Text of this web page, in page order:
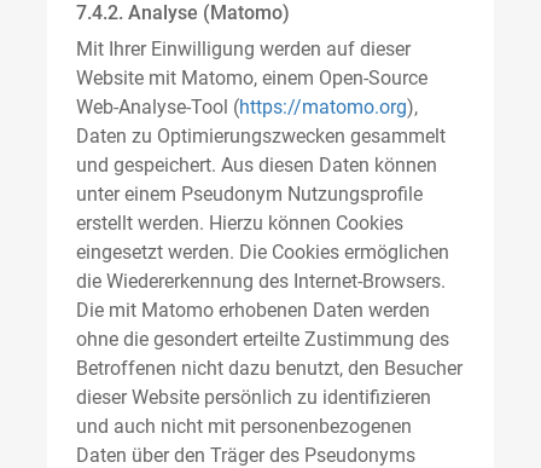
7.4.2. Analyse (Matomo)
Mit Ihrer Einwilligung werden auf dieser
Website mit Matomo, einem Open-Source
Web-Analyse-Tool (https://matomo.org),
Daten zu Optimierungszwecken gesammelt
und gespeichert. Aus diesen Daten können
unter einem Pseudonym Nutzungsprofile
erstellt werden. Hierzu können Cookies
eingesetzt werden. Die Cookies ermöglichen
die Wiedererkennung des Internet-Browsers.
Die mit Matomo erhobenen Daten werden
ohne die gesondert erteilte Zustimmung des
Betroffenen nicht dazu benutzt, den Besucher
dieser Website persönlich zu identifizieren
und auch nicht mit personenbezogenen
Daten über den Träger des Pseudonyms